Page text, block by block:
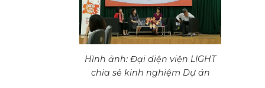
Hình ảnh: Đại diện viện LIGHT
chia sẻ kinh nghiệm Dự án